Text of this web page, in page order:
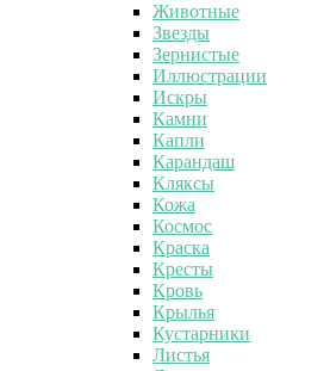
Животные
Звезды
Зернистые
Иллюстрации
Искры
Камни
Капли
Карандаш
Кляксы
Кожа
Космос
Краска
Кресты
Кровь
Крылья
Кустарники
Листья